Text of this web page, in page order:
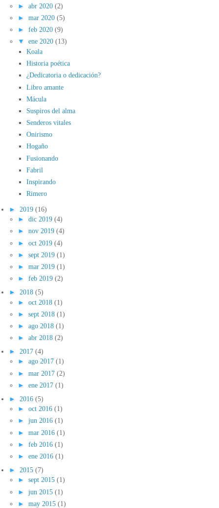
► abr 2020 (2)
► mar 2020 (5)
► feb 2020 (9)
▼ ene 2020 (13)
Koala
Historia poética
¿Dedicatoria o dedicación?
Libro amante
Mácula
Suspiros del alma
Senderos vitales
Onirismo
Hogaño
Fusionando
Fabril
Inspirando
Rimero
► 2019 (16)
► dic 2019 (4)
► nov 2019 (4)
► oct 2019 (4)
► sept 2019 (1)
► mar 2019 (1)
► feb 2019 (2)
► 2018 (5)
► oct 2018 (1)
► sept 2018 (1)
► ago 2018 (1)
► abr 2018 (2)
► 2017 (4)
► ago 2017 (1)
► mar 2017 (2)
► ene 2017 (1)
► 2016 (5)
► oct 2016 (1)
► jun 2016 (1)
► mar 2016 (1)
► feb 2016 (1)
► ene 2016 (1)
► 2015 (7)
► sept 2015 (1)
► jun 2015 (1)
► may 2015 (1)